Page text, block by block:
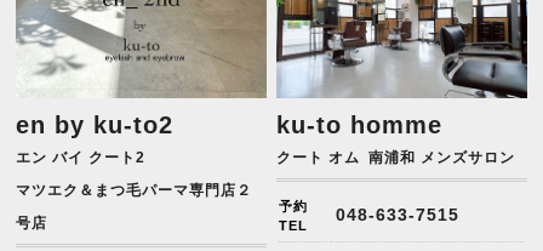
en by ku-to2
エン バイ クート2
マツエク＆まつ毛パーマ専門店２
号店
ku-to homme
クート オム 南浦和 メンズサロン
予約
TEL
048-633-7515